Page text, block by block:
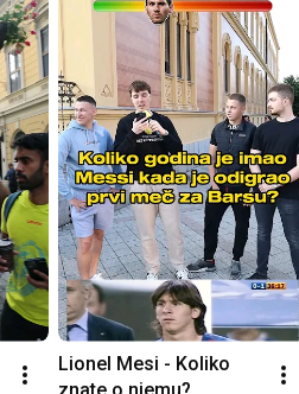
Lionel Mesi - Koliko